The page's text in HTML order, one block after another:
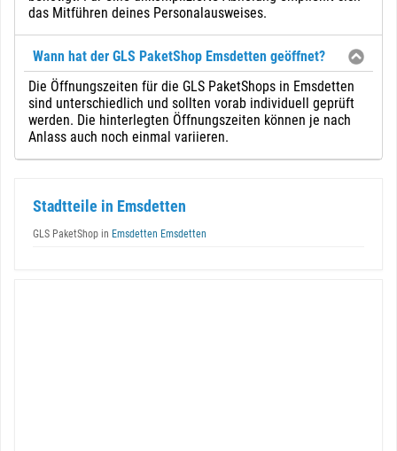
das Mitführen deines Personalausweises.
Wann hat der GLS PaketShop Emsdetten geöffnet?
Die Öffnungszeiten für die GLS PaketShops in Emsdetten
sind unterschiedlich und sollten vorab individuell geprüft
werden. Die hinterlegten Öffnungszeiten können je nach
Anlass auch noch einmal variieren.
Stadtteile in Emsdetten
GLS PaketShop in Emsdetten Emsdetten